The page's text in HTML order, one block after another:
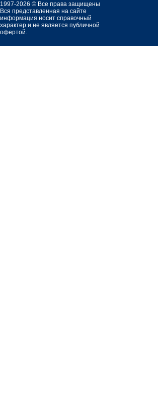
1997-2026 © Все права защищены
Вся представленная на сайте
информация носит справочный
характер и не является публичной
офертой.